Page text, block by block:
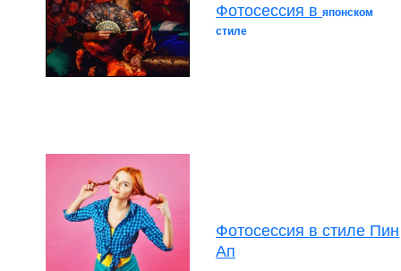
Фотосессия вяпонском
стиле
Фотосессия в стиле Пин
Ап